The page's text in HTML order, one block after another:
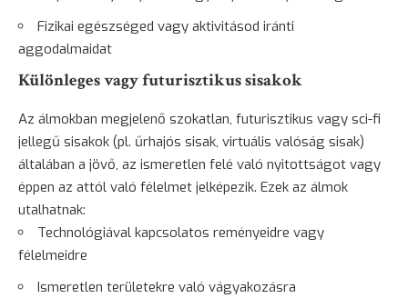
Fizikai egészséged vagy aktivitásod iránti
aggodalmaidat
Különleges vagy futurisztikus sisakok
Az álmokban megjelenő szokatlan, futurisztikus vagy sci-fi
jellegű sisakok (pl. űrhajós sisak, virtuális valóság sisak)
általában a jövő, az ismeretlen felé való nyitottságot vagy
éppen az attól való félelmet jelképezik. Ezek az álmok
utalhatnak:
Technológiával kapcsolatos reményeidre vagy
félelmeidre
Ismeretlen területekre való vágyakozásra